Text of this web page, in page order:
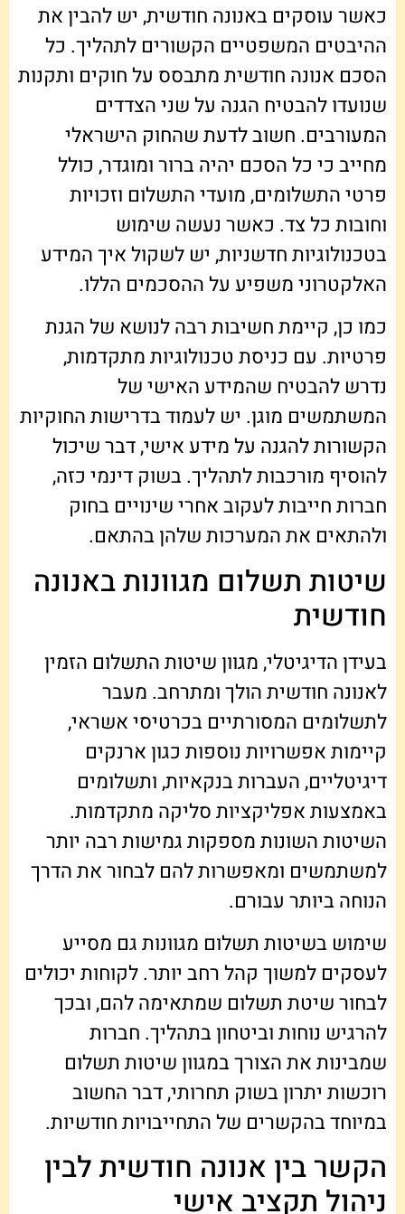
כאשר עוסקים באנונה חודשית, יש להבין את
ההיבטים המשפטיים הקשורים לתהליך. כל
הסכם אנונה חודשית מתבסס על חוקים ותקנות
שנועדו להבטיח הגנה על שני הצדדים
המעורבים. חשוב לדעת שהחוק הישראלי
מחייב כי כל הסכם יהיה ברור ומוגדר, כולל
פרטי התשלומים, מועדי התשלום וזכויות
וחובות כל צד. כאשר נעשה שימוש
בטכנולוגיות חדשניות, יש לשקול איך המידע
האלקטרוני משפיע על ההסכמים הללו.
כמו כן, קיימת חשיבות רבה לנושא של הגנת
פרטיות. עם כניסת טכנולוגיות מתקדמות,
נדרש להבטיח שהמידע האישי של
המשתמשים מוגן. יש לעמוד בדרישות החוקיות
הקשורות להגנה על מידע אישי, דבר שיכול
להוסיף מורכבות לתהליך. בשוק דינמי כזה,
חברות חייבות לעקוב אחרי שינויים בחוק
ולהתאים את המערכות שלהן בהתאם.
שיטות תשלום מגוונות באנונה
חודשית
בעידן הדיגיטלי, מגוון שיטות התשלום הזמין
לאנונה חודשית הולך ומתרחב. מעבר
לתשלומים המסורתיים בכרטיסי אשראי,
קיימות אפשרויות נוספות כגון ארנקים
דיגיטליים, העברות בנקאיות, ותשלומים
באמצעות אפליקציות סליקה מתקדמות.
השיטות השונות מספקות גמישות רבה יותר
למשתמשים ומאפשרות להם לבחור את הדרך
הנוחה ביותר עבורם.
שימוש בשיטות תשלום מגוונות גם מסייע
לעסקים למשוך קהל רחב יותר. לקוחות יכולים
לבחור שיטת תשלום שמתאימה להם, ובכך
להרגיש נוחות וביטחון בתהליך. חברות
שמבינות את הצורך במגוון שיטות תשלום
רוכשות יתרון בשוק תחרותי, דבר החשוב
במיוחד בהקשרים של התחייבויות חודשיות.
הקשר בין אנונה חודשית לבין
ניהול תקציב אישי